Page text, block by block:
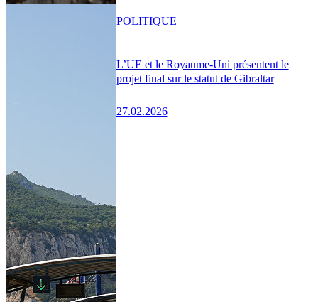
L’UE et le Royaume-Uni présentent le
projet final sur le statut de Gibraltar
27.02.2026
POLITIQUE